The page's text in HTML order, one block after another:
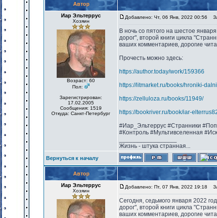
Автор
Иар Эльтеррус
Хозяин
Возраст: 60
Пол:
Зарегистрирован:
17.02.2005
Сообщения: 1519
Откуда: Санкт-Петербург
Добавлено: Чт, 06 Янв, 2022 00:56
В ночь со пятого на шестое
дорог", второй книги цикла
ваших комментариев, дорогие
Прочесть можно здесь:
https://author.today/work/159366
https://litmarket.ru/books/hroniki-
https://zelluloza.ru/books/11949/
https://bookriver.ru/book/iar-
#Иар_Эльтеррус #Странники
#Контроль #Мультивселенная
Жизнь - штука странная...
Вернуться к началу
Автор
Иар Эльтеррус
Хозяин
Добавлено: Пт, 07 Янв, 2022 19:18
Сегодня, седьмого января 2022
дорог", второй книги цикла
ваших комментариев, дорогие